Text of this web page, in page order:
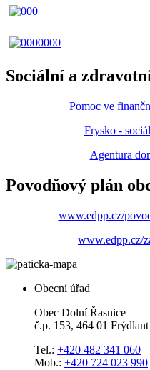
Sociální a
Pomoc ve
Frysko -
Agentura
Povodňový plán
www.edpp.cz/
www.edpp.cz/
Obecní úřad
Obec Dolní Řasnice
č.p. 153, 464 01 Frýdlant
Tel.: +420 482 341 060
Mob.: +420 724 023 990